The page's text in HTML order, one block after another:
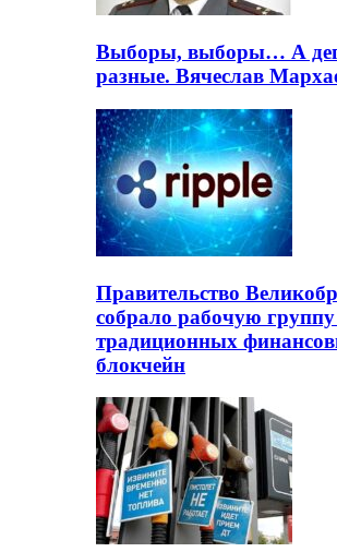
Выборы, выборы… А
разные. Вячеслав
Правительство
собрало рабочую группу
традиционных
блокчейн